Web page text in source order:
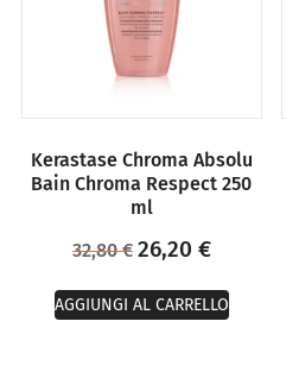
Kerastase Chroma Absolu
Bain Chroma Respect 250
ml
32,80€ 26,20 €
AGGIUNGI AL CARRELLO